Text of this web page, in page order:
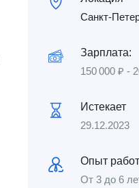
Санкт-
Зарплата:
150 000 ₽ -
Истекает
29.12.2023
Опыт
От 3 до 6